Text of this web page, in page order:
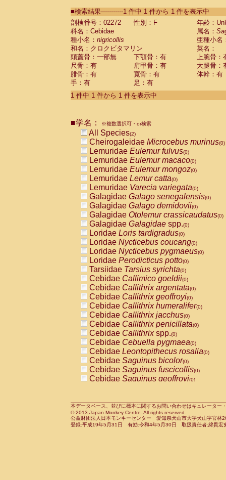
CebidaeSaguinus labiatus(0)
Cebidae Saguinus leucopus (0)
Cebidae
CebidaeSaguinus mystax
CebidaeSaguinus nigricollis (1)
Cebidae Saguinus oedipus
Cebidae Saguinus weddelli
Cebidae Saguinusspp.
Cebidae Aotus trivirgatus
Cebidae Cebus albifrons
CebidaeCebus nigrivittatus
CebidaeCebus
CebidaeSaimiri boliviensis(0)
CebidaeSaimiri sciureus(0)
AtelidaeAlouatta caraya(0)
AtelidaeAlouatta fusca(0)
AtelidaeAlouatta seniculus
AtelidaeAlouattaspp.(0)
AtelidaeAteles belzebuth(0)
AtelidaeAteles geoffroyi(0)
AtelidaeAteles paniscus(0)
AtelidaeAtelesspp.(0)
Atelidae Lagothrix lagothricha
AtelidaeLagothrix lagothricha cana
PitheciidaeCacajao calvus
PitheciidaeCallicebus cupreus
PitheciidaeCallicebus donacophilus
PitheciidaeCallicebus moloch
PitheciidaeCallicebus torquatus
PitheciidaeCallicebusspp.(0)
PitheciidaeChiropotes satanas(0)
PitheciidaePithecia monachus
PitheciidaePithecia pithecia(0)
CercopithecidaeCercocebus agilis
CercopithecidaeCercocebus
CercopithecidaeCercocebus
CercopithecidaeCercocebus
CercopithecidaeCercocebus
CercopithecidaeCercocebushybrid
CercopithecidaePapio anubis(0)
CercopithecidaePapio cynocephalus
CercopithecidaePapio hamadryas(0)
■検索結果-----------1 件中 1 件から 1 件を表示中
剖検番号：02272
性別：F
年齢：
科名：Cebidae
属名：
種小名： nigricollis
亜種小名
和名：クロクビタマリン
英名：
頭蓋骨：一部無
下顎骨：有
上腕骨：
尺骨：有
肩甲骨：有
大腿骨：
腓骨：有
寛骨：有
体幹：有
手：有
足：有
1 件中 1 件から 1 件を表示中
■学名： ※複数選択可・or検索
All Species(2)
Cheirogaleidae Microcebus murinus(0)
Lemuridae Eulemur fulvus(0)
Lemuridae Eulemur macaco(0)
Lemuridae Eulemur mongoz(0)
Lemuridae Lemur catta(0)
Lemuridae Varecia variegata(0)
Galagidae Galago senegalensis(0)
Galagidae Galago demidovii(0)
Galagidae Otolemur crassicaudatus(0)
Galagidae Galagidae spp.(0)
Loridae Loris tardigradus(0)
Loridae Nycticebus coucang(0)
Loridae Nycticebus pygmaeus(0)
Loridae Perodicticus potto(0)
Tarsiidae Tarsius syrichta(0)
Cebidae Callimico goeldii(0)
Cebidae Callithrix argentata(0)
Cebidae Callithrix geoffroyi(0)
Cebidae Callithrix humeralifer(0)
Cebidae Callithrix jacchus(0)
Cebidae Callithrix penicillata(0)
Cebidae Callithrixspp.(0)
Cebidae Cebuella pygmaea(0)
Cebidae Leontopithecus rosalia(0)
Cebidae Saguinus bicolor(0)
Cebidae Saguinus fuscicollis(0)
Cebidae Saguinus geoffroyi(0)
CebidaeSaguinus leucopus(0)
CebidaeSaguinus midas(0)
Cebidae Saguinus mystax(0)
本データベース、並びに標本に関するお問い合わせはキュレータ
© 2013 Japan Monkey Centre. All rights reserved.
公益財団法人日本モンキーセンター 愛知県犬山市大字犬山字官
登録:平成19年5月31日 有効:令和4年5月30日 取扱責任者:綿貫宏